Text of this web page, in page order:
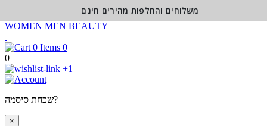
WOMEN MEN BEAUTY
0
0
+1
שכחת סיסמה?
×
משלוחים והחלפות מהירים חינם